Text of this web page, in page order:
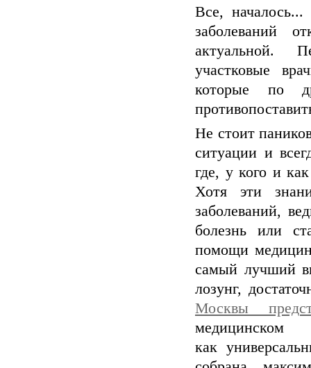
Все,
заболеваний
актуальной.
участковые
которые по
Не стоит
ситуации и
где, у кого и
Хотя эти
заболеваний,
болезнь или
помощи
самый лучший
лозунг,
Москвы
как